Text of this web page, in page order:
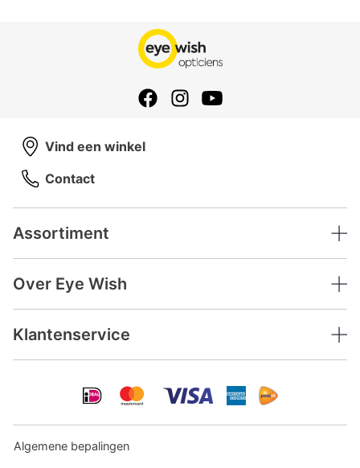
Assortiment
Over Eye Wish
Klantenservice
Vind een winkel
Contact
Algemene bepalingen